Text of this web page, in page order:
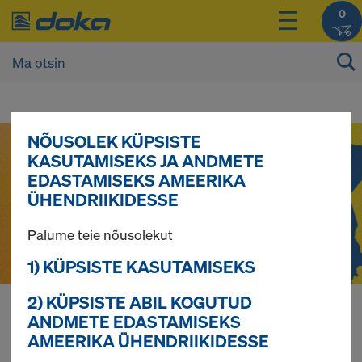
0
D
a
Oma toodete hindasid saate vaadata pärast
Login
NÕUSOLEK KÜPSISTE
KASUTAMISEKS JA ANDMETE
EDASTAMISEKS AMEERIKA
ÜHENDRIIKIDESSE
Palume teie nõusolekut
1) KÜPSISTE KASUTAMISEKS
2) KÜPSISTE ABIL KOGUTUD
ANDMETE EDASTAMISEKS
AMEERIKA ÜHENDRIIKIDESSE